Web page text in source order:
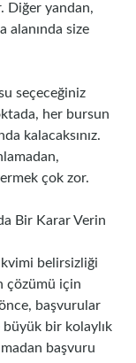
Diğer yandan,
alanında size
seçeceğiniz
her bursun
kalacaksınız.
çok zor.
Bir Karar Verin
belirsizliği
çözümü için
başvurular
bir kolaylık
başvuru